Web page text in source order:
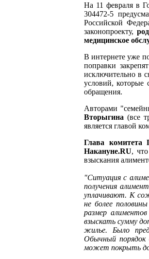
На 11 февраля в
304472-5
Российской
законопроекту,
медицинское
В интернете уже
поправки
исключительно в
условий, которые
обращения.
Авторами
Вторыгина(все
является главой
Глава
Накануне.RU,
взыскания
"Ситуация с
получения
уплачивают. К
не более
размер
взыскать сумму
жилье. Было
Обычный порядок
может покрыть